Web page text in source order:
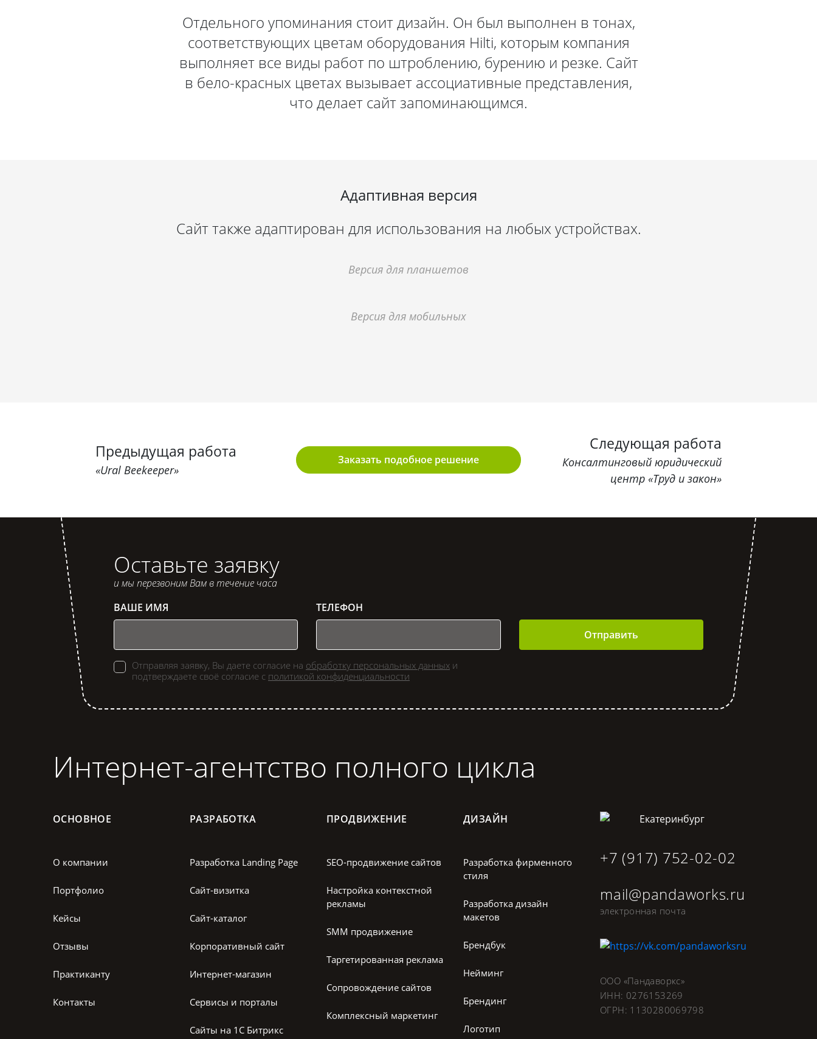
Отдельного упоминания стоит дизайн. Он был выполнен в тонах,
соответствующих цветам оборудования Hilti, которым компания
выполняет все виды работ по штроблению, бурению и резке. Сайт
в бело-красных цветах вызывает ассоциативные представления,
что делает сайт запоминающимся.
Адаптивная версия
Сайт также адаптирован для использования на любых устройствах.
Версия для планшетов
Версия для мобильных
Предыдущая работа
«Ural Beekeeper»
Заказать подобное решение
Следующая работа
Консалтинговый юридический
центр «Труд и закон»
Оставьте заявку
и мы перезвоним Вам в течение часа
ВАШЕ ИМЯ
ТЕЛЕФОН
Отправить
Отправляя заявку, Вы даете согласие на обработку персональных данных и
подтверждаете своё согласие с политикой конфиденциальности
Интернет-агентство полного цикла
ОСНОВНОЕ
О компании
Портфолио
Кейсы
Отзывы
Практиканту
Контакты
РАЗРАБОТКА
Разработка Landing Page
Сайт-визитка
Сайт-каталог
Корпоративный сайт
Интернет-магазин
Сервисы и порталы
Сайты на 1С Битрикс
ПРОДВИЖЕНИЕ
SEO-продвижение сайтов
Настройка контекстной
рекламы
SMM продвижение
Таргетированная реклама
Сопровождение сайтов
Комплексный маркетинг
ДИЗАЙН
Разработка фирменного
стиля
Разработка дизайн
макетов
Брендбук
Нейминг
Брендинг
Логотип
Екатеринбург
+7 (917) 752-02-02
mail@pandaworks.ru
электронная почта
ООО «Пандаворкс»
ИНН: 0276153269
ОГРН: 1130280069798